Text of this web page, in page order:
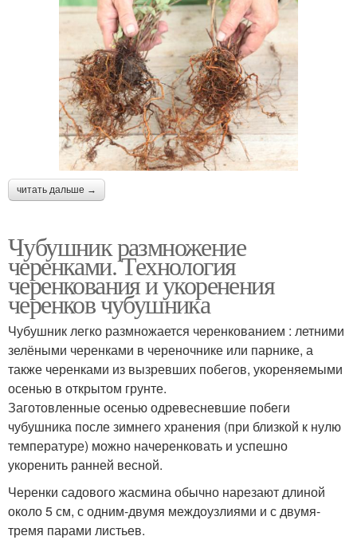
читать дальше →
Чубушник размножение
черенками. Технология
черенкования и укоренения
черенков чубушника
Чубушник легко размножается черенкованием : летними
зелёными черенками в череночнике или парнике, а
также черенками из вызревших побегов, укореняемыми
осенью в открытом грунте.
Заготовленные осенью одревесневшие побеги
чубушника после зимнего хранения (при близкой к нулю
температуре) можно начеренковать и успешно
укоренить ранней весной.
Черенки садового жасмина обычно нарезают длиной
около 5 см, с одним-двумя междоузлиями и с двумя-
тремя парами листьев.